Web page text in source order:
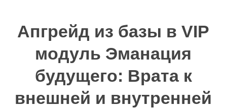
Апгрейд из базы в VIP
модуль Эманация
будущего: Врата к
внешней и внутренней